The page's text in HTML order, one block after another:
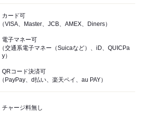
カード可
（VISA、Master、JCB、AMEX、Diners）
電子マネー可
（交通系電子マネー（Suicaなど）、iD、QUICPa
y）
QRコード決済可
（PayPay、d払い、楽天ペイ、au PAY）
チャージ料無し